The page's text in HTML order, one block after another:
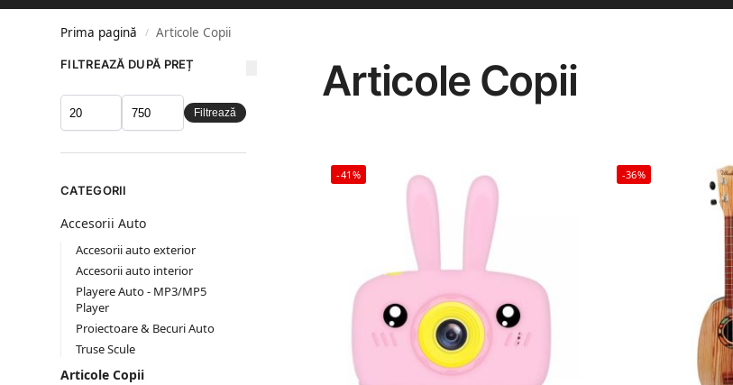
Prima pagină / Articole Copii
Articole Copii
-41% -36%
FILTREAZĂ DUPĂ PREȚ
Filtrează
CATEGORII
Accesorii Auto
Accesorii auto exterior
Accesorii auto interior
Playere Auto - MP3/MP5
Player
Proiectoare & Becuri Auto
Truse Scule
Articole Copii